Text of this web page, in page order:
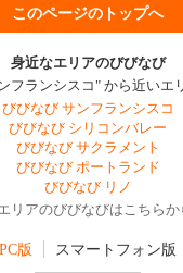
このページのトップへ
身近なエリアのびびなび
フランシスコ" から近いエ
びびなび サンフランシスコ
びびなび シリコンバレー
びびなび サクラメント
びびなび ポートランド
びびなび リノ
リアのびびなびはこちらか
PC版 スマートフォン版